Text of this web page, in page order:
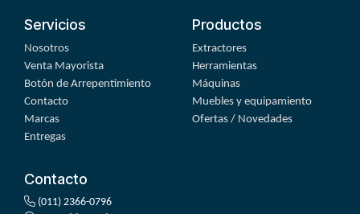
Servicios
Nosotros
Venta Mayorista
Botón de Arrepentimiento
Contacto
Marcas
Entregas
Productos
Extractores
Herramientas
Máquinas
Muebles y equipamiento
Ofertas / Novedades
Contacto
(011) 2366-0796